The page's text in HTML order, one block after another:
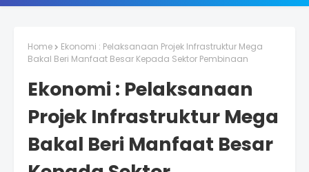
Home
Ekonomi : Pelaksanaan Projek Infrastruktur Mega
Bakal Beri Manfaat Besar Kepada Sektor Pembinaan
Ekonomi : Pelaksanaan
Projek Infrastruktur Mega
Bakal Beri Manfaat Besar